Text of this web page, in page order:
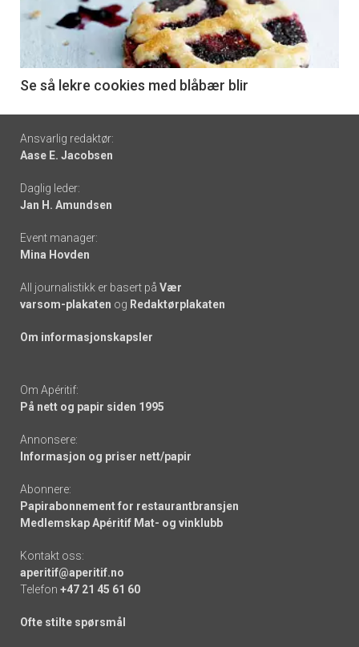
nå
6
Se så lekre cookies med blåbær blir
Footer
-
links
Ansvarlig redaktør:
Aase E. Jacobsen
Daglig leder:
Jan H. Amundsen
Event manager:
Mina Hovden
All journalistikk er basert på Vær
varsom-plakaten og Redaktørplakaten
Om informasjonskapsler
Om Apéritif:
På nett og papir siden 1995
Annonsere:
Informasjon og priser nett/papir
Abonnere:
Papirabonnement for restaurantbransjen
Medlemskap Apéritif Mat- og vinklubb
Kontakt oss:
aperitif@aperitif.no
Telefon +47 21 45 61 60
Ofte stilte spørsmål